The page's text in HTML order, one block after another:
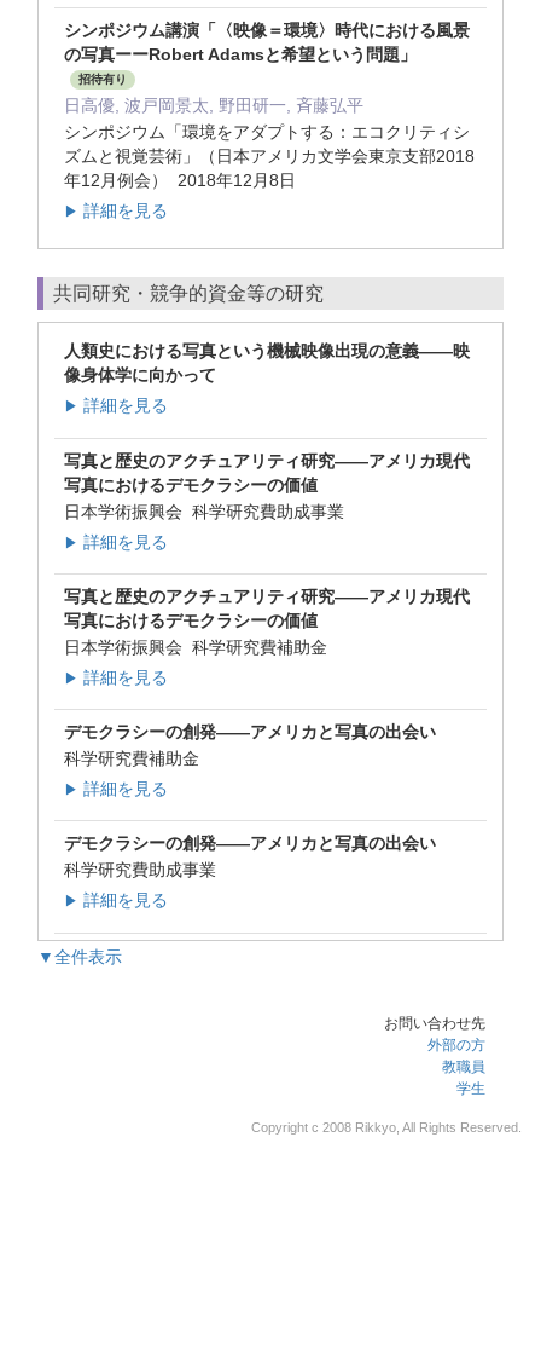
シンポジウム講演「〈映像＝環境〉時代における風景
の写真ーーRobert Adamsと希望という問題」
招待有り
日高優, 波戸岡景太, 野田研一, 斉藤弘平
シンポジウム「環境をアダプトする：エコクリティシ
ズムと視覚芸術」（日本アメリカ文学会東京支部2018
年12月例会） 2018年12月8日
▶ 詳細を見る
共同研究・競争的資金等の研究
人類史における写真という機械映像出現の意義――映
像身体学に向かって
▶ 詳細を見る
写真と歴史のアクチュアリティ研究――アメリカ現代
写真におけるデモクラシーの価値
日本学術振興会 科学研究費助成事業
▶ 詳細を見る
写真と歴史のアクチュアリティ研究――アメリカ現代
写真におけるデモクラシーの価値
日本学術振興会 科学研究費補助金
▶ 詳細を見る
デモクラシーの創発――アメリカと写真の出会い
科学研究費補助金
▶ 詳細を見る
デモクラシーの創発――アメリカと写真の出会い
科学研究費助成事業
▶ 詳細を見る
▼全件表示
お問い合わせ先
外部の方
教職員
学生
Copyright c 2008 Rikkyo, All Rights Reserved.